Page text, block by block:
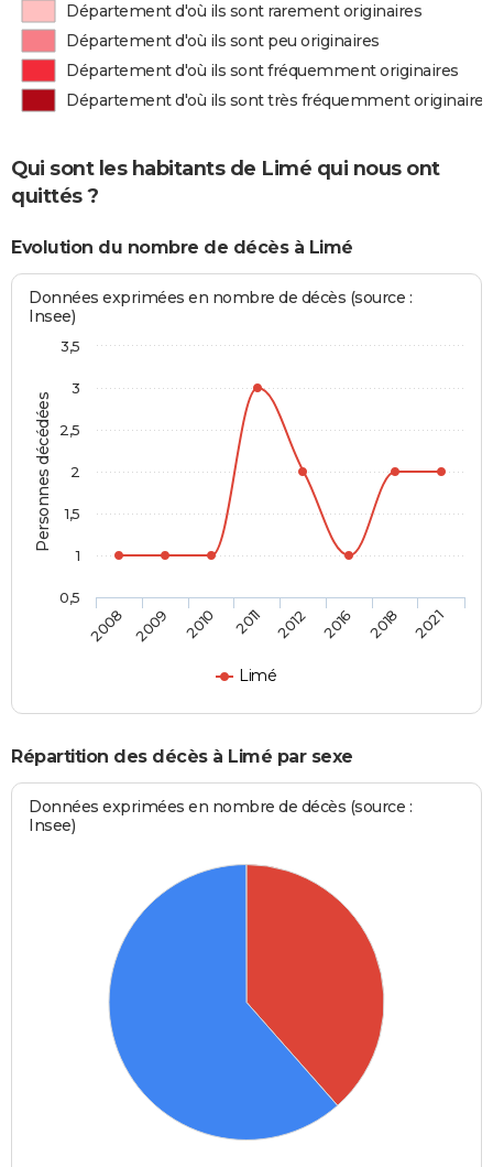
Département d'où ils sont rarement originaires
Département d'où ils sont peu originaires
Département d'où ils sont fréquemment originaires
Département d'où ils sont très fréquemment originaires
Qui sont les habitants de Limé qui nous ont
quittés ?
Evolution du nombre de décès à Limé
Personnes décédées
Données exprimées en nombre de décès (source :
Insee)
Limé
2008 2009 2010 2011 2012 2016 2018 2021
0,5
1
1,5
2
2,5
3
3,5
Répartition des décès à Limé par sexe
Données exprimées en nombre de décès (source :
Insee)